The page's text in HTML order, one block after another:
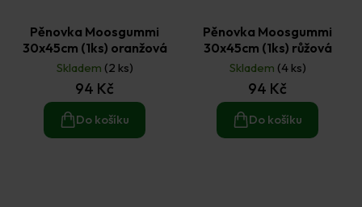
Pěnovka Moosgummi
30x45cm (1ks) oranžová
Skladem (2 ks)
94 Kč
Do košíku
Pěnovka Moosgummi
30x45cm (1ks) růžová
Skladem (4 ks)
94 Kč
Do košíku